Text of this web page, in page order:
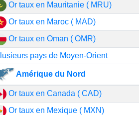
Or taux en Mauritanie ( MRU)
Or taux en Maroc ( MAD)
Or taux en Oman ( OMR)
pays de Moyen-Orient
Amérique du Nord
Or taux en Canada ( CAD)
Or taux en Mexique ( MXN)